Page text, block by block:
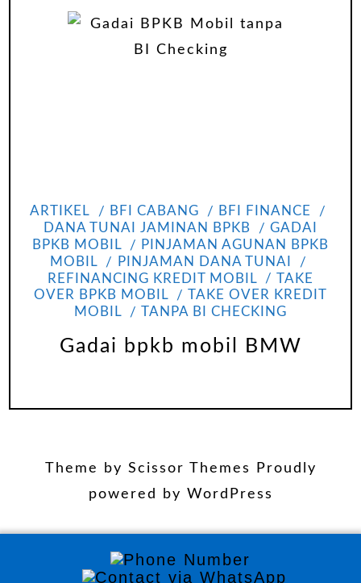
ARTIKEL BFI CABANG
BFI FINANCE
DANA TUNAI JAMINAN BPKB
GADAI
BPKB MOBIL
PINJAMAN AGUNAN BPKB
MOBIL
PINJAMAN DANA TUNAI
REFINANCING KREDIT MOBIL
TAKE
OVER BPKB MOBIL
TAKE OVER KREDIT
MOBIL
TANPA BI CHECKING
Gadai bpkb mobil BMW
Theme by Scissor Themes
Proudly
powered by WordPress